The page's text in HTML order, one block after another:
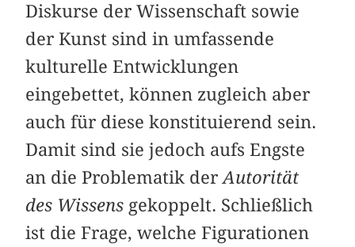
Diskurse der Wissenschaft sowie
der Kunst sind in umfassende
kulturelle Entwicklungen
eingebettet, können zugleich aber
auch für diese konstituierend sein.
Damit sind sie jedoch aufs Engste
an die Problematik derAutorität
des Wissens gekoppelt. Schließlich
ist die Frage, welche Figurationen